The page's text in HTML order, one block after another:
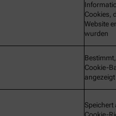
Cookies,
Website
wurden
Cookie-
Speichert